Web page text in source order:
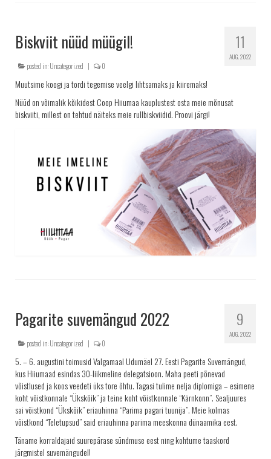
11
AUG. 2022
Biskviit nüüd müügil!
posted in:Uncategorized | 0
Muutsime koogi ja tordi tegemise veelgi lihtsamaks ja kiiremaks!
Nüüd on võimalik kõikidest Coop Hiiumaa kauplustest osta meie mõnusat
biskviiti, millest on tehtud näiteks meie rullbiskviidid. Proovi järgi!
9
AUG. 2022
Pagarite suvemängud 2022
posted in:Uncategorized | 0
5. – 6. augustini toimusid Valgamaal Udumäel 27. Eesti Pagarite Suvemängud,
kus Hiiumaad esindas 30-liikmeline delegatsioon. Maha peeti põnevad
võistlused ja koos veedeti üks tore õhtu. Tagasi tulime nelja diplomiga – esimene
koht võistkonnale “Ükskõik” ja teine koht võistkonnale “Kärnkonn”. Sealjuures
sai võistkond “Ükskõik” eriauhinna “Parima pagari tuunija”. Meie kolmas
võistkond “Teletupsud” said eriauhinna parima meeskonna dünaamika eest.
Täname korraldajaid suurepärase sündmuse eest ning kohtume taaskord
järgmistel suvemängudel!